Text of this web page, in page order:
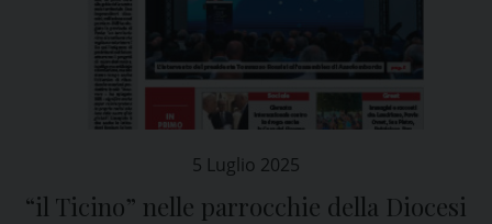
5 Luglio 2025
“il Ticino” nelle parrocchie della Diocesi